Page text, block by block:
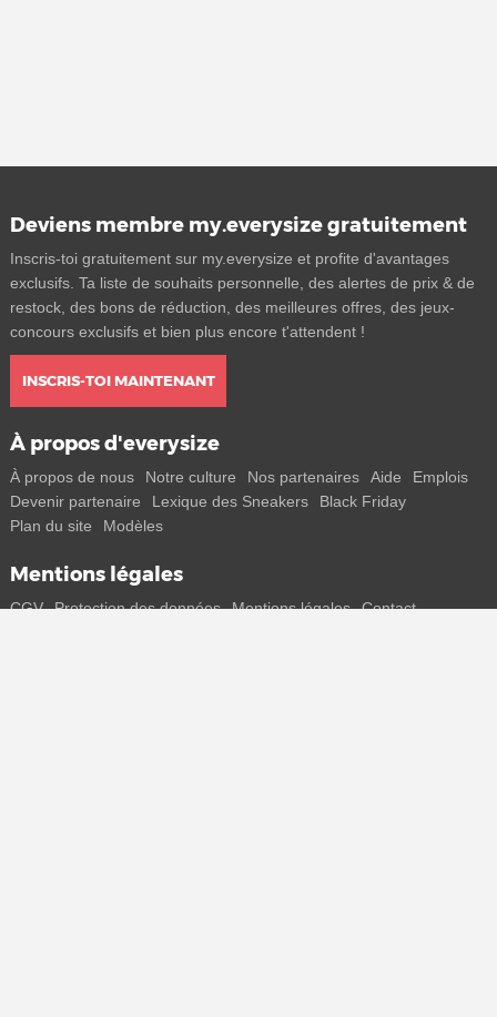
Deviens membre my.everysize gratuitement
Inscris-toi gratuitement sur my.everysize et profite d'avantages
exclusifs. Ta liste de souhaits personnelle, des alertes de prix & de
restock, des bons de réduction, des meilleures offres, des jeux-
concours exclusifs et bien plus encore t'attendent !
INSCRIS-TOI MAINTENANT
À propos d'everysize
À propos de nous Notre culture Nos partenaires Aide
Emplois
Devenir partenaire
Lexique des Sneakers
Black Friday
Plan du site
Modèles
Mentions légales
CGV Protection des données Mentions légales Contact